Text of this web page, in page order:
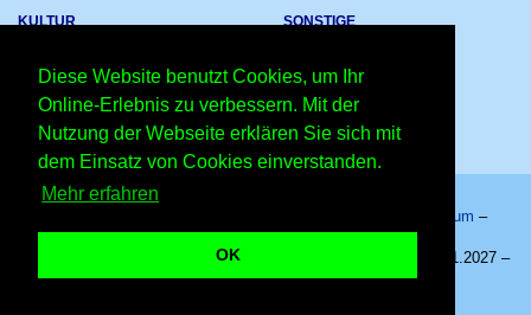
Diese Website benutzt Cookies, um Ihr
Online-Erlebnis zu verbessern. Mit der
Nutzung der Webseite erklären Sie sich mit
dem Einsatz von Cookies einverstanden.
Mehr erfahren
OK
KULTUR
Festivals
Großevents
Fußball
Comedy
Shows
SONSTIGE
Schalttage
Wahltage
Messen
Erinnerungen
Volksfeste
Impressum –
Datenschutzhinweis–Kontakt
Internationaler Tag der Frauen im Multilateralismus 2027 - 25.01.2027 –
Copyright © 2026 Kleiner Kalender